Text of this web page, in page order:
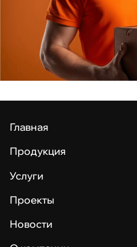
Главная
Продукция
Услуги
Проекты
Новости